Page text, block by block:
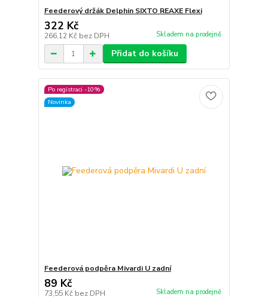
Feederový držák Delphin SIXTO REAXE Flexi
322 Kč
266,12 Kč bez DPH Skladem na prodejně
Přidat do košíku
Po registraci -10%
Novinka
Feederová podpěra Mivardi U zadní
89 Kč
73,55 Kč bez DPH Skladem na prodejně